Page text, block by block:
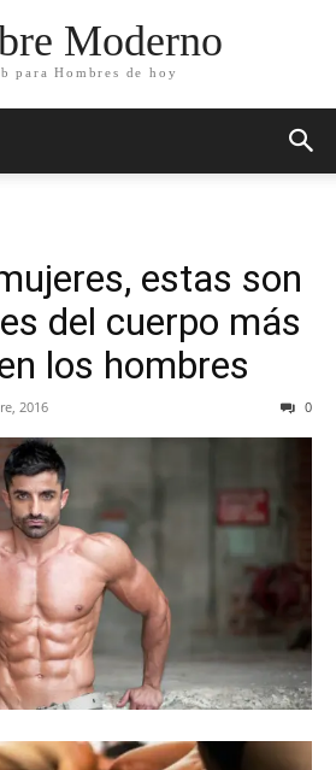
Moderno
para Hombres de hoy
estas son
del cuerpo más
los hombres
2016 0